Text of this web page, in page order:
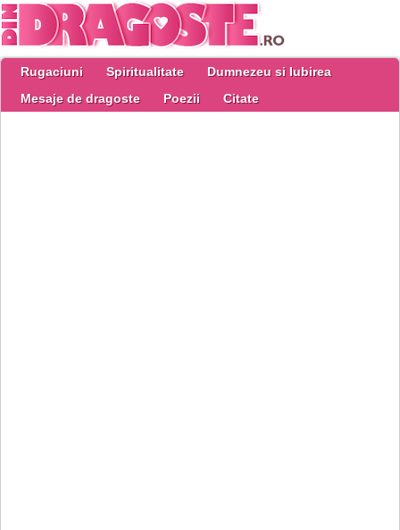
Rugaciuni Spiritualitate
Dumnezeu si Iubirea
Mesaje de dragoste
Poezii Citate